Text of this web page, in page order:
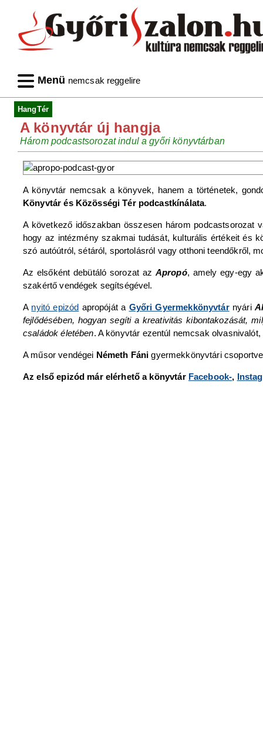
Menü nemcsak reggelire
HangTér
A könyvtár új hangja
Három podcastsorozat indul a győri könyvtárban
A könyvtár nemcsak a könyvek, hanem a történetek,
Könyvtár és Közösségi Tér podcastkínálata.
A következő időszakban összesen három podcastsorozat
hogy az intézmény szakmai tudását, kulturális értékeit és
szó autóútról, sétáról, sportolásról vagy otthoni teendőkről,
Az elsőként debütáló sorozat az Apropó, amely egy-egy
szakértő vendégek segítségével.
A nyitó epizód apropóját a Győri Gyermekkönyvtárnyári
fejlődésében, hogyan segíti a kreativitás kibontakozását,
családok életében. A könyvtár ezentúl nemcsak
A műsor vendégei Németh Fáni gyermekkönyvtári
Az első epizód már elérhető a könyvtár Facebook-,